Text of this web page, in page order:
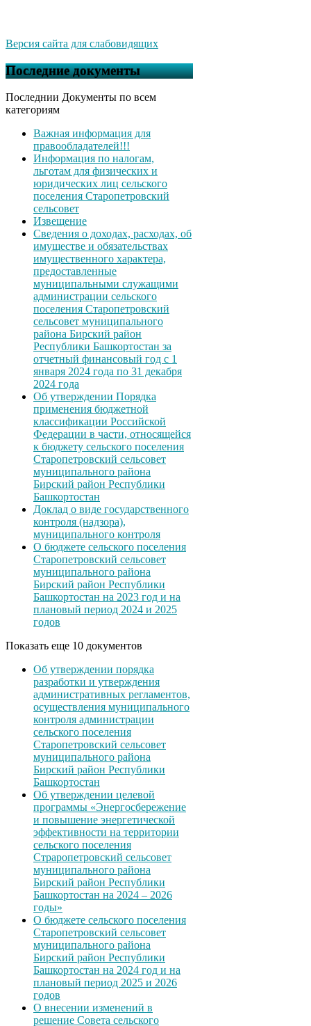
Версия сайта для слабовидящих
Последние документы
Последнии Документы по всем
категориям
Важная информация для
правообладателей!!!
Информация по налогам,
льготам для физических и
юридических лиц сельского
поселения Старопетровский
сельсовет
Извещение
Сведения о доходах, расходах, об
имуществе и обязательствах
имущественного характера,
предоставленные
муниципальными служащими
администрации сельского
поселения Старопетровский
сельсовет муниципального
района Бирский район
Республики Башкортостан за
отчетный финансовый год с 1
января 2024 года по 31 декабря
2024 года
Об утверждении Порядка
применения бюджетной
классификации Российской
Федерации в части, относящейся
к бюджету сельского поселения
Старопетровский сельсовет
муниципального района
Бирский район Республики
Башкортостан
Доклад о виде государственного
контроля (надзора),
муниципального контроля
О бюджете сельского поселения
Старопетровский сельсовет
муниципального района
Бирский район Республики
Башкортостан на 2023 год и на
плановый период 2024 и 2025
годов
Показать еще 10 документов
Об утверждении порядка
разработки и утверждения
административных регламентов,
осуществления муниципального
контроля администрации
сельского поселения
Старопетровский сельсовет
муниципального района
Бирский район Республики
Башкортостан
Об утверждении целевой
программы «Энергосбережение
и повышение энергетической
эффективности на территории
сельского поселения
Страропетровский сельсовет
муниципального района
Бирский район Республики
Башкортостан на 2024 – 2026
годы»
О бюджете сельского поселения
Старопетровский сельсовет
муниципального района
Бирский район Республики
Башкортостан на 2024 год и на
плановый период 2025 и 2026
годов
О внесении изменений в
решение Совета сельского